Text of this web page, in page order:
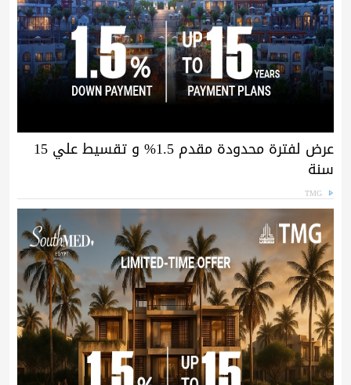
عرض لفترة محدودة مقدم 1.5% و تقسيط علي 15
سنة
TMG